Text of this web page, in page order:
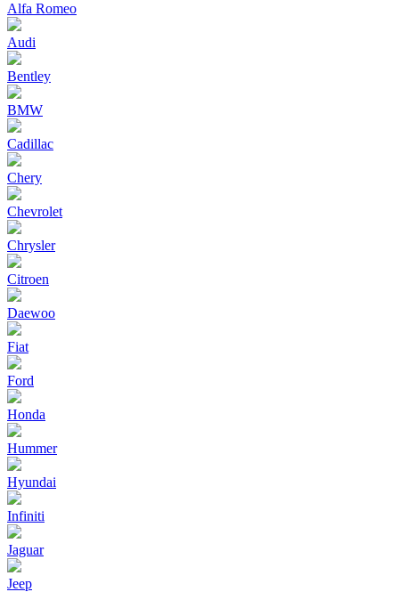
Alfa Romeo
Audi
Bentley
BMW
Cadillac
Chery
Chevrolet
Chrysler
Citroen
Daewoo
Fiat
Ford
Honda
Hummer
Hyundai
Infiniti
Jaguar
Jeep